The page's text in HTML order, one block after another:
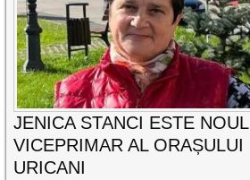
JENICA STANCI ESTE NOUL
VICEPRIMAR AL ORAȘULUI
URICANI